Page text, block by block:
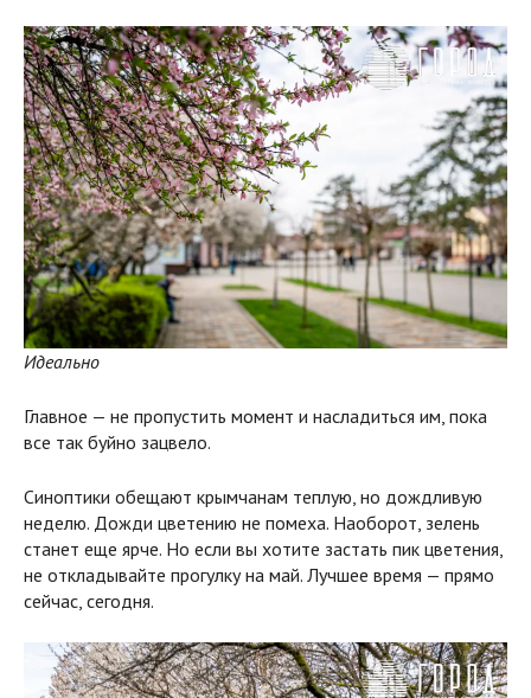
Идеально
Главное — не пропустить момент и насладиться им, пока
все так буйно зацвело.
Синоптики обещают крымчанам теплую, но дождливую
неделю. Дожди цветению не помеха. Наоборот, зелень
станет еще ярче. Но если вы хотите застать пик цветения,
не откладывайте прогулку на май. Лучшее время — прямо
сейчас, сегодня.